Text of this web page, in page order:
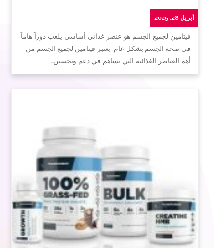
أبريل 28, 2025
فيتامين لجميع الجسم هو عنصر غذائي أساسي يلعب دوراً هاماً
في صحة الجسم بشكل عام. يعتبر فيتامين لجميع الجسم من
أهم العناصر الغذائية التي تساهم في دعم وتحسين…